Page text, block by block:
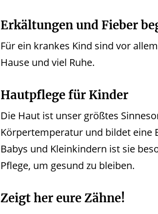
Erkältungen und Fieber
Für ein krankes Kind sind vor
Hause und viel Ruhe.
Hautpflege für Kinder
Die Haut ist unser größtes
Körpertemperatur und bildet eine
Babys und Kleinkindern ist sie
Pflege, um gesund zu bleiben.
Zeigt her eure Zähne!